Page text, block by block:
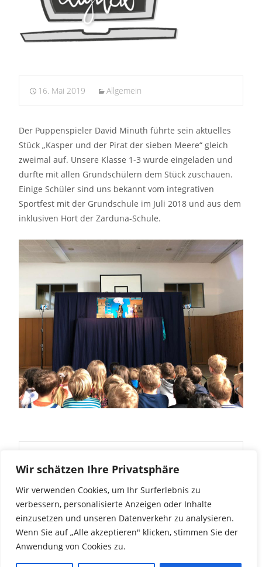
Wir schätzen Ihre Privatsphäre
Wir verwenden Cookies, um Ihr Surferlebnis zu
verbessern, personalisierte Anzeigen oder Inhalte
einzusetzen und unseren Datenverkehr zu analysieren.
Wenn Sie auf „Alle akzeptieren" klicken, stimmen Sie der
Anwendung von Cookies zu.
16. Mai 2019 Allgemein
Der Puppenspieler David Minuth führte sein aktuelles
Stück „Kasper und der Pirat der sieben Meere“ gleich
zweimal auf. Unsere Klasse 1-3 wurde eingeladen und
durfte mit allen Grundschülern dem Stück zuschauen.
Einige Schüler sind uns bekannt vom integrativen
Sportfest mit der Grundschule im Juli 2018 und aus dem
inklusiven Hort der Zarduna-Schule.
Post
navigation